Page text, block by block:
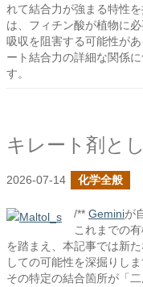
れて結合力が強まる特性
は、フィチン酸が植物に
吸収を阻害する可能性が
ート結合力の詳細な関係
す。
キレート剤と
2026-07-14 化学全般
/** Geminiが
これまでの
を踏まえ、本記事では新
しての可能性を深掘りし
その特定の結合箇所が「